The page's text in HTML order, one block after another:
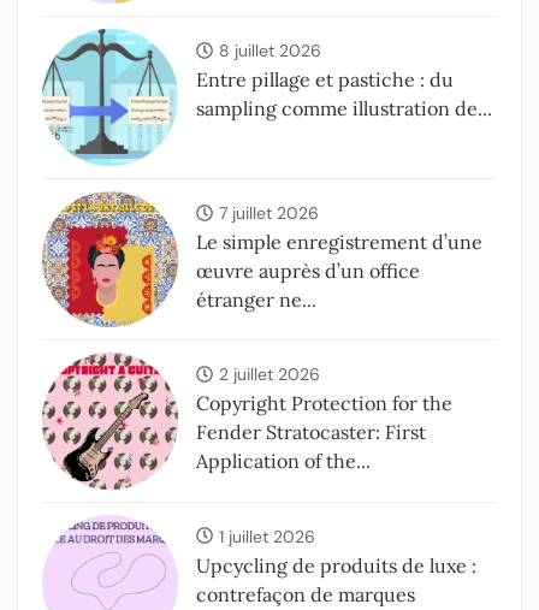
8 juillet 2026
Entre pillage et pastiche : du
sampling comme illustration de...
7 juillet 2026
Le simple enregistrement d’une
œuvre auprès d’un office
étranger ne...
2 juillet 2026
Copyright Protection for the
Fender Stratocaster: First
Application of the...
1 juillet 2026
Upcycling de produits de luxe :
contrefaçon de marques